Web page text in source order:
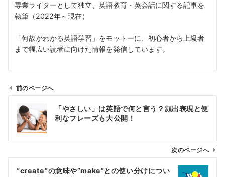
専業ライターとして独立、英語教育・英会話に関する記事を
執筆（2022年～現在）
「何故がわかる英語学習」をモットーに、初心者から上級者
まで幅広い読者に向けた情報を発信しています。
ビ
前のページへ
「やさしい」は英語で何と言う？頻出表現と便
利なフレーズも大公開！
次のページへ
“create”の意味や”make”との使い分けについ